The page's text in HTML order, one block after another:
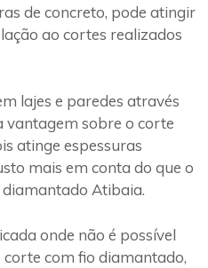
de concreto, pode atingir
ao cortes realizados
lajes e paredes através
vantagem sobre o corte
atinge espessuras
mais em conta do que o
Atibaia.
onde não é possível
com fio diamantado,